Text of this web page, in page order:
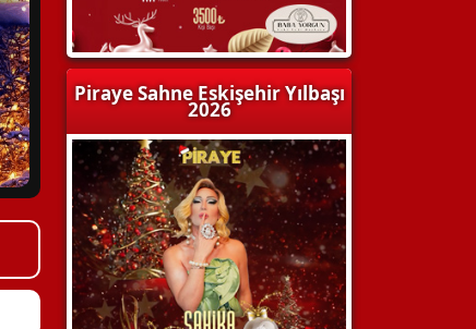
Piraye Sahne Eskişehir Yılbaşı
2026